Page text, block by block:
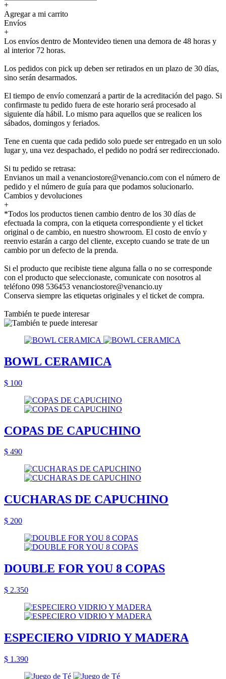
+
Agregar a mi carrito
Envíos
+
Los envíos dentro de Montevideo tienen una demora de 48 horas y
al interior 72 horas.
Los pedidos con pick up deben ser retirados en un plazo de 30 días,
sino serán desarmados.
El tiempo de envío comenzará a partir de la acreditación del pago. Si
confirmaste tu pedido fuera de este horario será procesado al
siguiente día hábil. Lo mismo para aquellos que se realicen los
sábados, domingos y feriados.
Tene en cuenta que cada pedido solo puede ser entregado en un solo
lugar y, una vez despachado, el pedido no podrá ser redireccionado.
Si tu pedido se retrasa:
Envianos un mail a venanciostore@venancio.com con el número de
pedido y el número de guía para que podamos solucionarlo.
Cambios y devoluciones
+
*Todos los productos tienen cambio dentro de los 30 días de
efectuada la compra, con la etiqueta correspondiente y el ticket
original o de cambio, en nuestro showroom. El costo de envío y
reenvio estarán a cargo del cliente, excepto cuando se trate de un
cambio por un defecto de la prenda.
Si el producto que recibiste tiene alguna falla o no se corresponde
con el producto que seleccionaste, comunicate con nosotros al
teléfono 098 536453 venanciostore@venancio.uy
Conserva siempre las etiquetas originales y el ticket de compra.
También te puede interesar
BOWL CERAMICA
$ 100
COPAS DE CAPUCHINO
$ 490
CUCHARAS DE CAPUCHINO
$ 200
DOUBLE FOR YOU 8 COPAS
$ 2.350
ESPECIERO VIDRIO Y MADERA
$ 1.390